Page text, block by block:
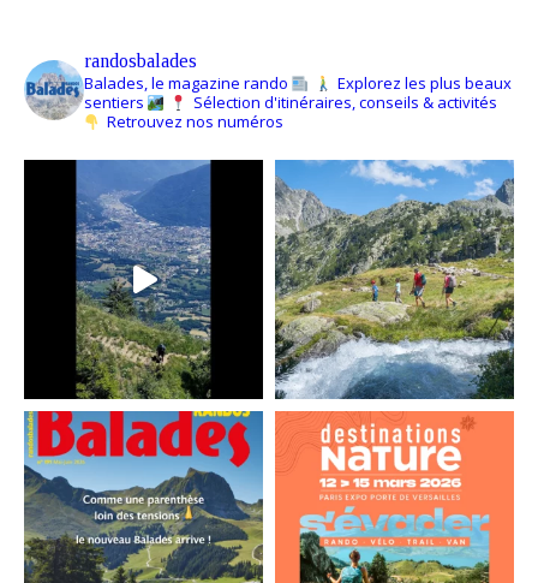
randosbalades
Balades, le magazine rando
Explorez les plus beaux
sentiers
Sélection d'itinéraires, conseils & activités
Retrouvez nos numéros